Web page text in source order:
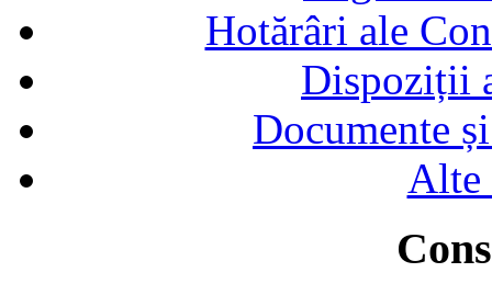
Hotărâri ale
Dispoziții
Documente
Alte